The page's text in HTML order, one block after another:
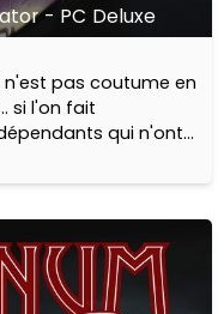
- PC Deluxe
n'est pas coutume en
si l'on fait
qui n'ont
et le mettent de